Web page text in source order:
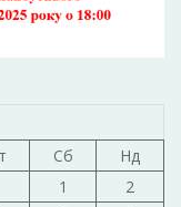
Сб
Нд
1
2